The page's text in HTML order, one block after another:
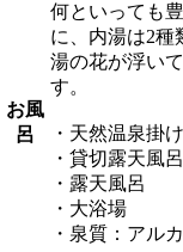
お風
呂
何といっても
に、内湯は2種
湯の花が浮い
す。
・天然温泉掛
・貸切露天風呂
・露天風呂
・大浴場
・泉質：アル